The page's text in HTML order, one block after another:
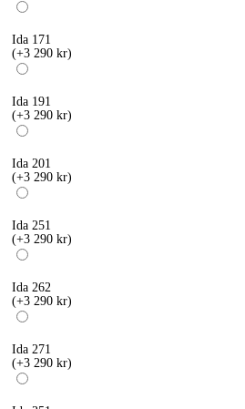
Ida 171
(+3 290 kr)
Ida 191
(+3 290 kr)
Ida 201
(+3 290 kr)
Ida 251
(+3 290 kr)
Ida 262
(+3 290 kr)
Ida 271
(+3 290 kr)